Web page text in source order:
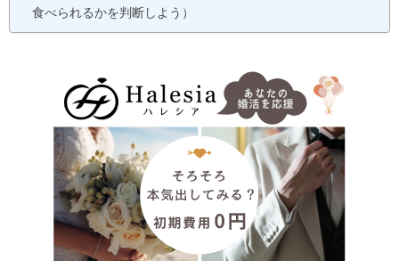
食べられるかを判断しよう）